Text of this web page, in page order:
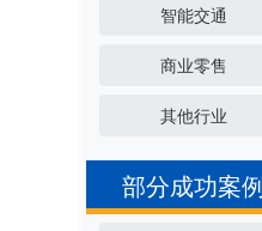
智能交通
商业零售
其他行业
部分成功案例